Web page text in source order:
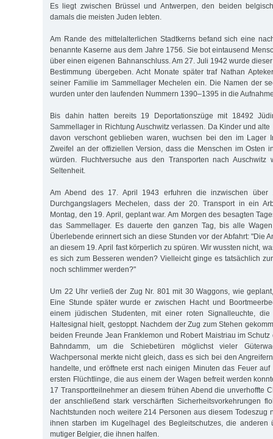
Es liegt zwischen Brüssel und Antwerpen, den beiden
damals die meisten Juden lebten.
Am Rande des mittelalterlichen Stadtkerns befand sich eine
benannte Kaserne aus dem Jahre 1756. Sie bot eintausend
über einen eigenen Bahnanschluss. Am 27. Juli 1942 wurde
Bestimmung übergeben. Acht Monate später traf Nathan
seiner Familie im Sammellager Mechelen ein. Die Namen der
wurden unter den laufenden Nummern 1390–1395 in die
Bis dahin hatten bereits 19 Deportationszüge mit 18492
Sammellager in Richtung Auschwitz verlassen. Da Kinder und
davon verschont geblieben waren, wuchsen bei den im Lager
Zweifel an der offiziellen Version, dass die Menschen im Osten
würden. Fluchtversuche aus den Transporten nach Auschwitz
Seltenheit.
Am Abend des 17. April 1943 erfuhren die inzwischen über
Durchgangslagers Mechelen, dass der 20. Transport in ein
Montag, den 19. April, geplant war. Am Morgen des besagten
das Sammellager. Es dauerte den ganzen Tag, bis alle
Überlebende erinnert sich an diese Stunden vor der Abfahrt: "Die
an diesem 19. April fast körperlich zu spüren. Wir wussten nicht,
es sich zum Besseren wen­den? Vielleicht ginge es tatsächlich
noch schlimmer werden?"
Um 22 Uhr verließ der Zug Nr. 801 mit 30 Waggons, wie
Eine Stunde später wurde er zwischen Hacht und
einem jüdischen Studenten, mit einer roten Signalleuchte,
Haltesignal hielt, gestoppt. Nachdem der Zug zum Stehen
beiden Freunde Jean Franklemon und Robert Maistriau im
Bahndamm, um die Schiebetüren möglichst vieler
Wachpersonal merkte nicht gleich, dass es sich bei den
handelte, und eröffnete erst nach einigen Minuten das Feuer
ersten Flüchtlinge, die aus einem der Wagen befreit werden
17 Transportteilnehmer an diesem frühen Abend die unverhoffte
der anschließend stark verschärften Sicherheitsvorkehrungen
Nachtstunden noch weitere 214 Personen aus diesem Todeszug
ihnen starben im Kugelhagel des Begleitschutzes, die anderen
mutiger Belgier, die ihnen halfen.